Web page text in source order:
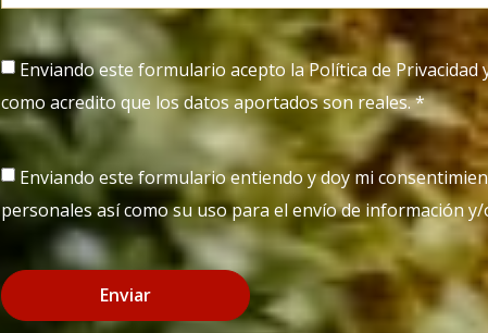
Enviando este formulario acepto laPolítica de Privacidad
como acredito que los datos aportados son reales. *
Enviando este formulario entiendo y doy mi
personales así como su uso para el envío de información y/
Enviar